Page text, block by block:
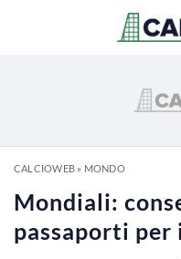
CALCIOWEB» MONDO
Mondiali:
passaporti